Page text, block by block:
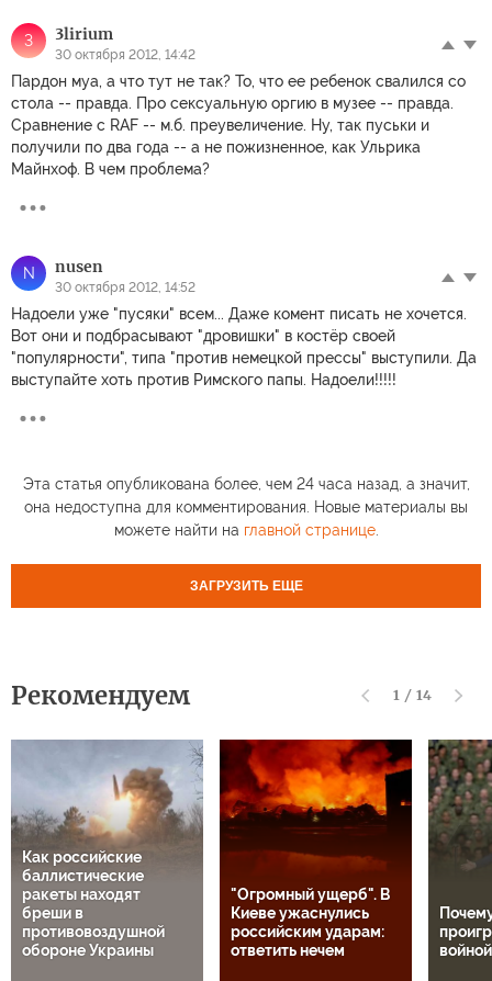
3 3lirium
30 октября 2012, 14:42
Пардон муа, а что тут не так? То, что ее ребенок свалился со
стола -- правда. Про сексуальную оргию в музее -- правда.
Сравнение с RAF -- м.б. преувеличение. Ну, так пуськи и
получили по два года -- а не пожизненное, как Ульрика
Майнхоф. В чем проблема?
N nusen
30 октября 2012, 14:52
Надоели уже "пусяки" всем... Даже комент писать не хочется.
Вот они и подбрасывают "дровишки" в костёр своей
"популярности", типа "против немецкой прессы" выступили. Да
выступайте хоть против Римского папы. Надоели!!!!!
Эта статья опубликована более, чем 24 часа назад, а значит,
она недоступна для комментирования. Новые материалы вы
можете найти на главной странице.
ЗАГРУЗИТЬ ЕЩЕ
Рекомендуем 1 / 14
Как российские
баллистические
ракеты находят
бреши в
противовоздушной
обороне Украины
"Огромный ущерб". В
Киеве ужаснулись
российским ударам:
ответить нечем